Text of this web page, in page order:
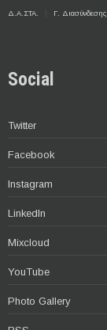
Δ.Α.ΣΤΑ. Γ. Διασύνδεσης
Social
Twitter
Facebook
Instagram
LinkedIn
Mixcloud
YouTube
Photo Gallery